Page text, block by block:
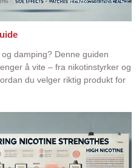
damping? Denne guiden
å vite – fra nikotinstyrker og
du velger riktig produkt for